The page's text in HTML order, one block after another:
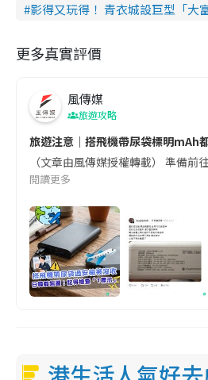
影得又玩得！ 青衣城設巨型「大
更多真實評價
風傳媒
旅遊攻略
旅遊注意｜搭飛機帶尿袋標明mAh
（文章由風傳媒授權轉載） 準備
閱讀更多